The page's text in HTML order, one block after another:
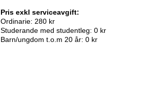
Pris exkl serviceavgift:
Ordinarie: 280 kr
Studerande med studentleg: 0 kr
Barn/ungdom t.o.m 20 år: 0 kr